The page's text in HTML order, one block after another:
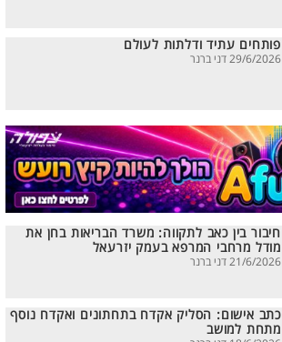
פותחים עתיד ודלתות לעולם
29/6/2026 דני ברנר
חיבור בין כאב לתקווה: משרד הבריאות בחן את
מודל מרחבי המרפא בעמק יזרעאל
21/6/2026 דני ברנר
כתב אישום: הסליק אקדח בתחתונים ואקדח נוסף
מתחת למושב